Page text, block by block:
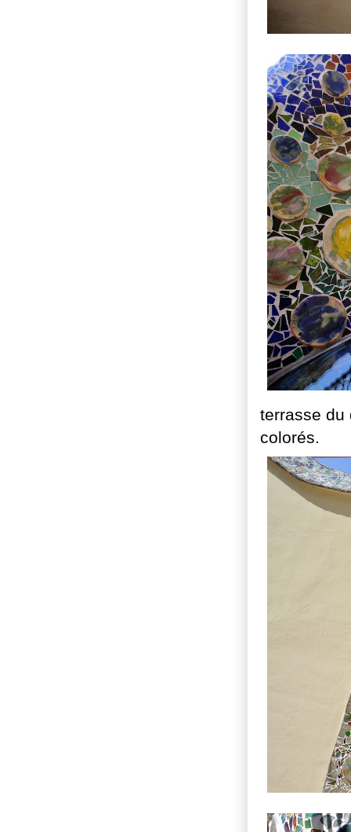
terrasse du
colorés.